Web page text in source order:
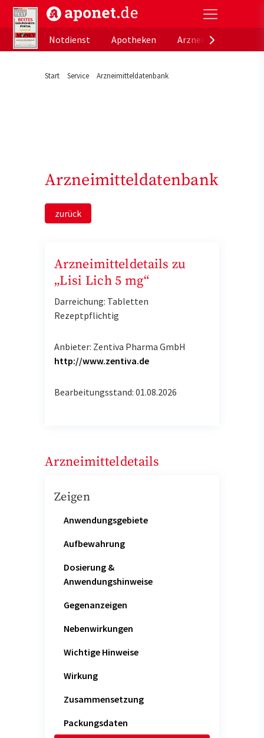
aponet.de - Das offizielle Gesundheitsportal der
Notdienst
Apotheken
Start Service Arzneimitteldatenbank
Arzneimitteldatenbank
zurück
Arzneimitteldetails zu
„Lisi Lich 5 mg“
Darreichung: Tabletten
Rezeptpflichtig
Anbieter: Zentiva Pharma GmbH
http://www.zentiva.de
Bearbeitungsstand: 01.08.2026
Arzneimitteldetails
Zeigen
Anwendungsgebiete
Aufbewahrung
Dosierung &
Anwendungshinweise
Gegenanzeigen
Nebenwirkungen
Wichtige Hinweise
Wirkung
Zusammensetzung
Packungsdaten